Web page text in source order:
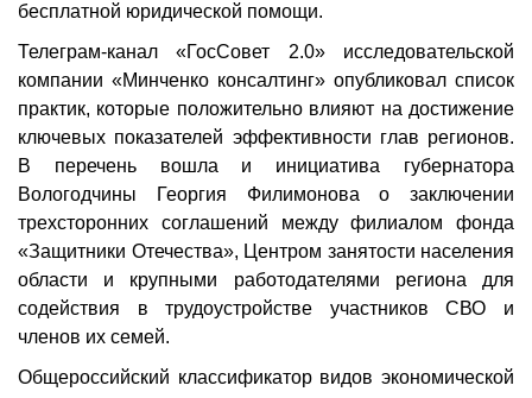
бесплатной юридической помощи.
Телеграм-канал «ГосСовет 2.0» исследовательской
компании «Минченко консалтинг» опубликовал список
практик, которые положительно влияют на достижение
ключевых показателей эффективности глав регионов.
В перечень вошла и инициатива губернатора
Вологодчины Георгия Филимонова о заключении
трехсторонних соглашений между филиалом фонда
«Защитники Отечества», Центром занятости населения
области и крупными работодателями региона для
содействия в трудоустройстве участников СВО и
членов их семей.
Общероссийский классификатор видов экономической